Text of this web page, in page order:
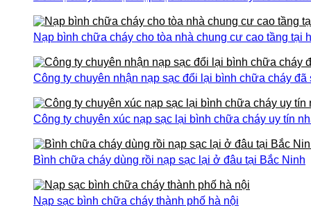
Nạp bình chữa cháy cho tòa nhà chung cư cao tầng tại
Công ty chuyên nhận nạp sạc đổi lại bình chữa cháy
Công ty chuyên xúc nạp sạc lại bình chữa cháy uy tín
Bình chữa cháy dùng rồi nạp sạc lại ở đâu tại Bắc Ninh
Nạp sạc bình chữa cháy thành phố hà nội